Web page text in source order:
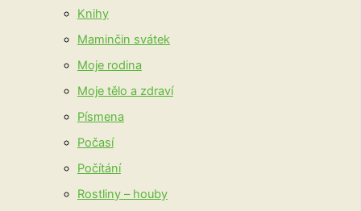
Knihy
Maminčin svátek
Moje rodina
Moje tělo a zdraví
Písmena
Počasí
Počítání
Rostliny – houby